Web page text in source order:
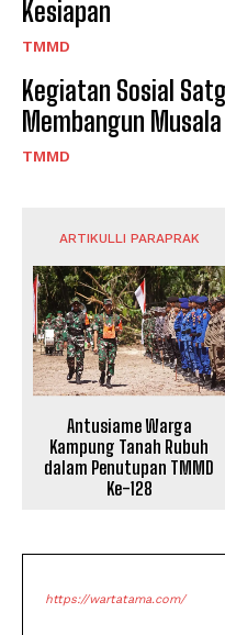
Kesiapan
TMMD
Kegiatan Sosial
Membangun
TMMD
ARTIKULLI PARAPRAK
Antusiame Warga
Kampung Tanah Rubuh
dalam Penutupan TMMD
Ke-128
https://wartatama.com/